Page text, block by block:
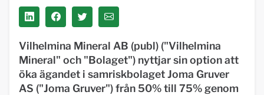
Vilhelmina Mineral AB (publ) ("Vilhelmina
Mineral" och "Bolaget") nyttjar sin option att
öka ägandet i samriskbolaget Joma Gruver
AS ("Joma Gruver") från 50% till 75% genom